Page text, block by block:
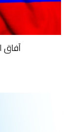
آفاق